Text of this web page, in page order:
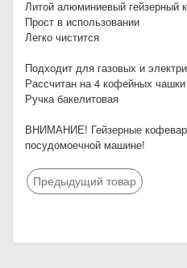
Литой алюминиевый гейзерный
Прост в использовании
Легко чистится
Подходит для газовых и
Рассчитан на 4 кофейных чашки
Ручка бакелитовая
ВНИМАНИЕ! Гейзерные
посудомоечной машине!
Предыдущий товар